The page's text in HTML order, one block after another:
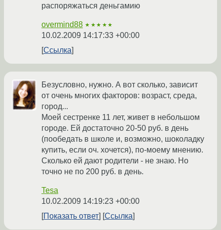
распоряжаться деньгамию
overmind88 ★★★★★
10.02.2009 14:17:33 +00:00
Ссылка
Безусловно, нужно. А вот сколько, зависит
от очень многих факторов: возраст, среда,
город...
Моей сестренке 11 лет, живет в небольшом
городе. Ей достаточно 20-50 руб. в день
(пообедать в школе и, возможно, шоколадку
купить, если оч. хочется), по-моему мнению.
Сколько ей дают родители - не знаю. Но
точно не по 200 руб. в день.
Tesa
10.02.2009 14:19:23 +00:00
Показать ответ
Ссылка